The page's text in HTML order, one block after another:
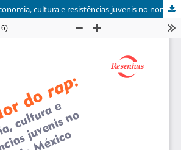
Ao redor do rap: economia, cultura e resistências juvenis no noroeste do México